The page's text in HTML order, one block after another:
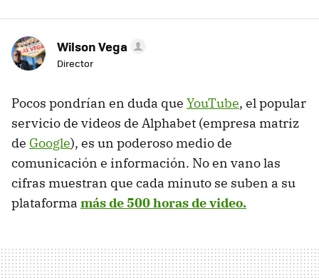
Wilson Vega
Director
Pocos pondrían en duda que YouTube, el popular
servicio de videos de Alphabet (empresa matriz
de Google), es un poderoso medio de
comunicación e información. No en vano las
cifras muestran que cada minuto se suben a su
plataforma más de 500 horas de video.